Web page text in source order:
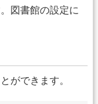
図書館の設定に
ができます。